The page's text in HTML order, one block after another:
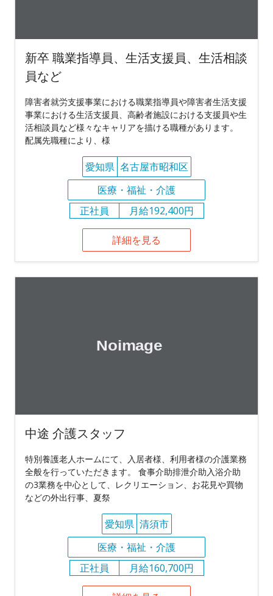
新卒 職業指導員、生活支援員、生活相談
員など
障害者就労支援事業における職業指導員や障害者生活支援
事業における生活支援員、高齢者施設における支援員や生
活相談員など様々なキャリアを描ける職種があります。
配属先職種により、様
愛知県 名古屋市昭和区
医療・福祉・介護
正社員
月給192,400円
詳細を見る
中途 介護スタッフ
特別養護老人ホームにて、入居者様、利用者様の介護業務
全般を行っていただきます。 食事介助排泄介助入浴介助
の3業務を中心として、レクリエーション、お花見や買物
などの外出行事、夏祭
愛知県 清須市
医療・福祉・介護
正社員
月給160,700円